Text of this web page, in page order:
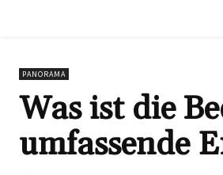
PANORAMA
Was ist die
umfassende